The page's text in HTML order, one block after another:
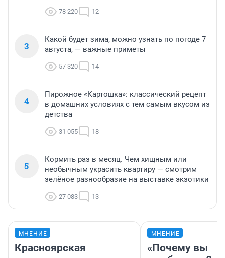
78 220 12
3
Какой будет зима, можно узнать по погоде 7
августа, — важные приметы
57 320 14
4
Пирожное «Картошка»: классический рецепт
в домашних условиях с тем самым вкусом из
детства
31 055 18
5
Кормить раз в месяц. Чем хищным или
необычным украсить квартиру — смотрим
зелёное разнообразие на выставке экзотики
27 083 13
МНЕНИЕ
Красноярская
МНЕНИЕ
«Почему вы